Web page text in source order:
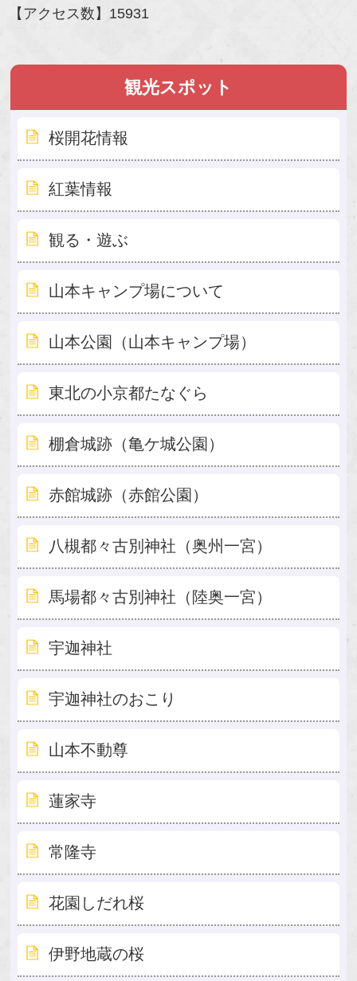
【アクセス数】 15931
観光スポット
桜開花情報
紅葉情報
観る・遊ぶ
山本キャンプ場について
山本公園（山本キャンプ場）
東北の小京都たなぐら
棚倉城跡（亀ケ城公園）
赤館城跡（赤館公園）
八槻都々古別神社（奥州一宮）
馬場都々古別神社（陸奥一宮）
宇迦神社
宇迦神社のおこり
山本不動尊
蓮家寺
常隆寺
花園しだれ桜
伊野地蔵の桜